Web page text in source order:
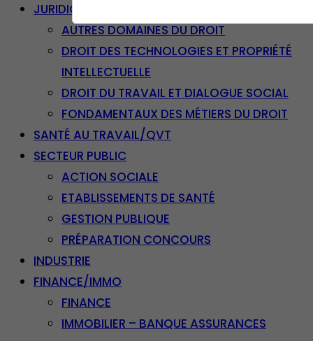
JURIDIQUE
AUTRES DOMAINES DU DROIT
DROIT DES TECHNOLOGIES ET PROPRIÉTÉ
INTELLECTUELLE
DROIT DU TRAVAIL ET DIALOGUE SOCIAL
FONDAMENTAUX DES MÉTIERS DU DROIT
SANTÉ AU TRAVAIL/QVT
SECTEUR PUBLIC
ACTION SOCIALE
ETABLISSEMENTS DE SANTÉ
GESTION PUBLIQUE
PRÉPARATION CONCOURS
INDUSTRIE
FINANCE/IMMO
FINANCE
IMMOBILIER – BANQUE ASSURANCES